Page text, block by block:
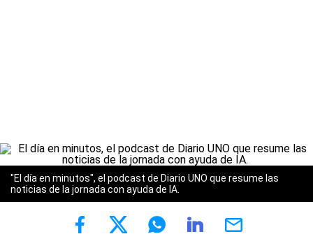
"El día en minutos", el podcast de Diario UNO que resume las
noticias de la jornada con ayuda de IA.